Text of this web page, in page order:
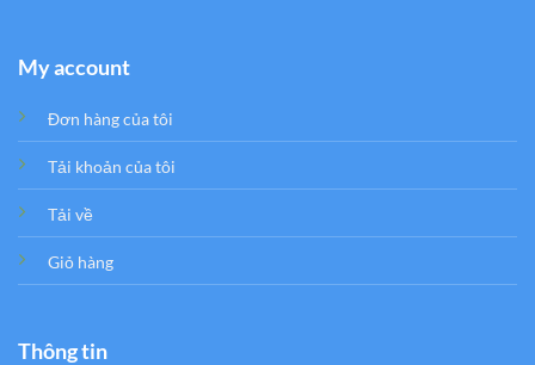
My account
Đơn hàng của tôi
Tải khoản của tôi
Tải về
Giỏ hàng
Thông tin